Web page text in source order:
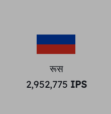
रूस
2,952,775 IPS